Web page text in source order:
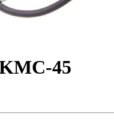
45